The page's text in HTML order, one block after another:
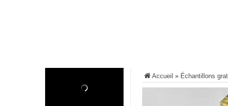
Accueil » Échantillons